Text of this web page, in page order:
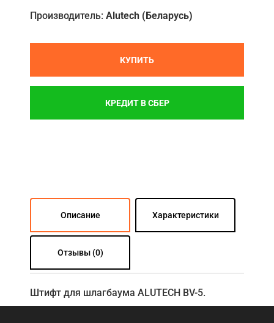
Кредит
Отзывы
Производитель: Alutech (Беларусь)
КУПИТЬ
КРЕДИТ В СБЕР
Описание Характеристики
Отзывы (0)
Штифт для шлагбаума ALUTECH BV-5.